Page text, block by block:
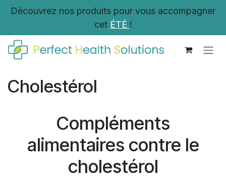
Se rendre au contenu
Découvrez nos produits pour vous accompagner
cet ÉTÉ !
Cholestérol
Compléments
alimentaires contre le
cholestérol